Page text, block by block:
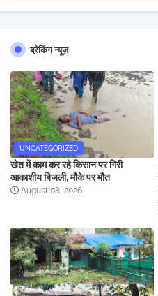
ब्रेकिंग न्यूज़
UNCATEGORIZED
खेत में काम कर रहे किसान पर गिरी
आकाशीय बिजली, मौके पर मौत
August 08, 2026